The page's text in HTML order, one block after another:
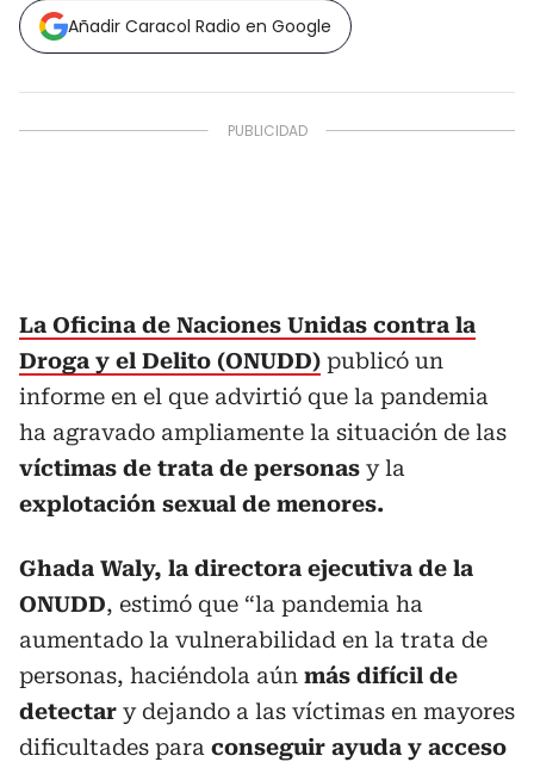
Añadir Caracol Radio en Google
La Oficina de Naciones Unidas contra la
Droga y el Delito (ONUDD) publicó un
informe en el que advirtió que la pandemia
ha agravado ampliamente la situación de las
víctimas de trata de personas y la
explotación sexual de menores.
Ghada Waly, la directora ejecutiva de la
ONUDD, estimó que “la pandemia ha
aumentado la vulnerabilidad en la trata de
personas, haciéndola aún más difícil de
detectar y dejando a las víctimas en mayores
dificultades para conseguir ayuda y acceso